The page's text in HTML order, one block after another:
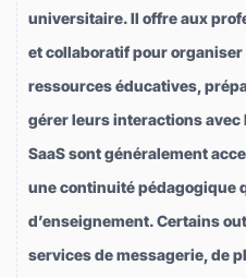
universitaire. Il offre aux
et collaboratif pour
ressources éducatives,
gérer leurs interactions avec
SaaS sont généralement
une continuité pédagogique
d’enseignement. Certains
services de messagerie, de